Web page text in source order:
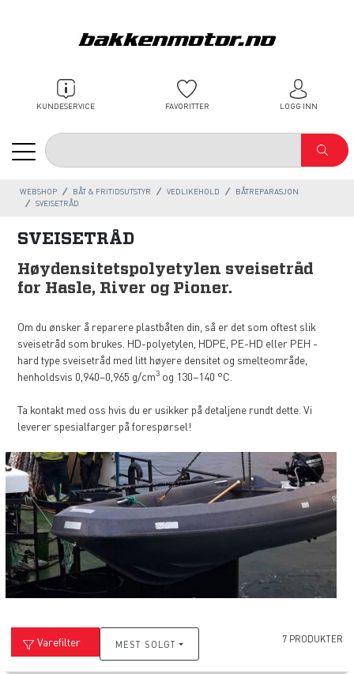
KUNDESERVICE FAVORITTER LOGG INN
WEBSHOP BÅT & FRITIDSUTSTYR VEDLIKEHOLD
BÅTREPARASJON
SVEISETRÅD
SVEISETRÅD
Høydensitetspolyetylen sveisetråd
for Hasle, River og Pioner.
Om du ønsker å reparere plastbåten din, så er det som oftest slik
sveisetråd som brukes. HD-polyetylen, HDPE, PE-HD eller PEH -
hard type sveisetråd med litt høyere densitet og smelteområde,
henholdsvis 0,940–0,965 g/cm3 og 130–140 °C.
Ta kontakt med oss hvis du er usikker på detaljene rundt dette. Vi
leverer spesialfarger på forespørsel!
Varefilter MEST SOLGT 7 PRODUKTER